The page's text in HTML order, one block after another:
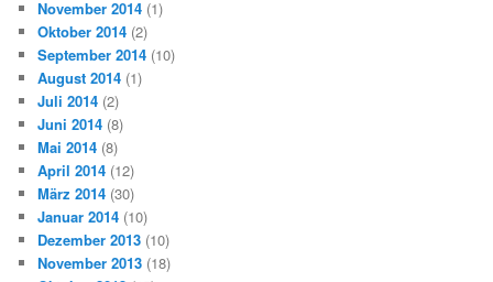
November 2014 (1)
Oktober 2014 (2)
September 2014 (10)
August 2014 (1)
Juli 2014 (2)
Juni 2014 (8)
Mai 2014 (8)
April 2014 (12)
März 2014 (30)
Januar 2014 (10)
Dezember 2013 (10)
November 2013 (18)